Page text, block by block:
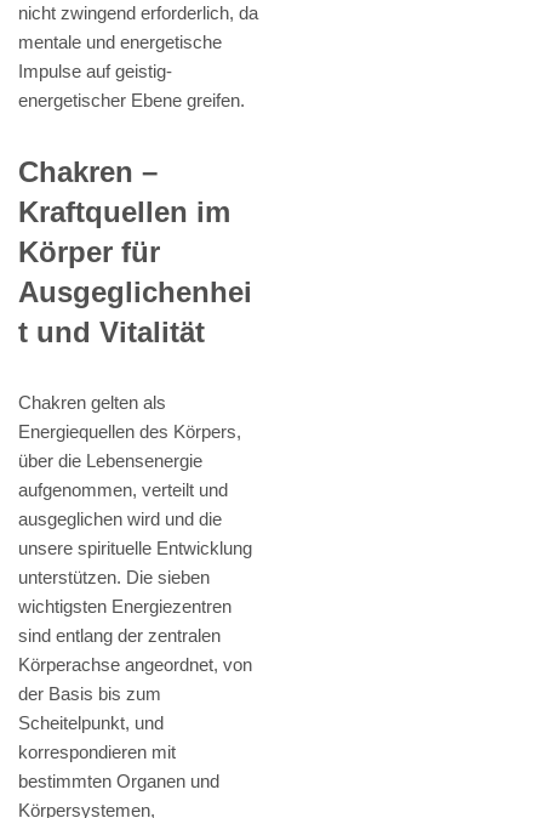
nicht zwingend erforderlich, da
mentale und energetische
Impulse auf geistig-
energetischer Ebene greifen.
Chakren –
Kraftquellen im
Körper für
Ausgeglichenhei
t und Vitalität
Chakren gelten als
Energiequellen des Körpers,
über die Lebensenergie
aufgenommen, verteilt und
ausgeglichen wird und die
unsere spirituelle Entwicklung
unterstützen. Die sieben
wichtigsten Energiezentren
sind entlang der zentralen
Körperachse angeordnet, von
der Basis bis zum
Scheitelpunkt, und
korrespondieren mit
bestimmten Organen und
Körpersystemen,